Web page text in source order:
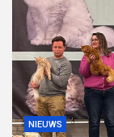
NIEUWS